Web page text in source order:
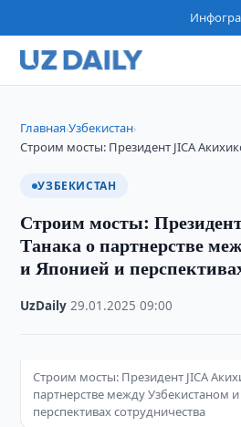
Главная›Узбекистан›
Строим мосты: Президент JICA
УЗБЕКИСТАН
Строим мосты:
Танака о партнерстве
и Японией и
UzDaily ·29.01.2025 ·09:00
Строим мосты: Президент JICA
партнерстве между Узбекистаном
перспективах сотрудничества